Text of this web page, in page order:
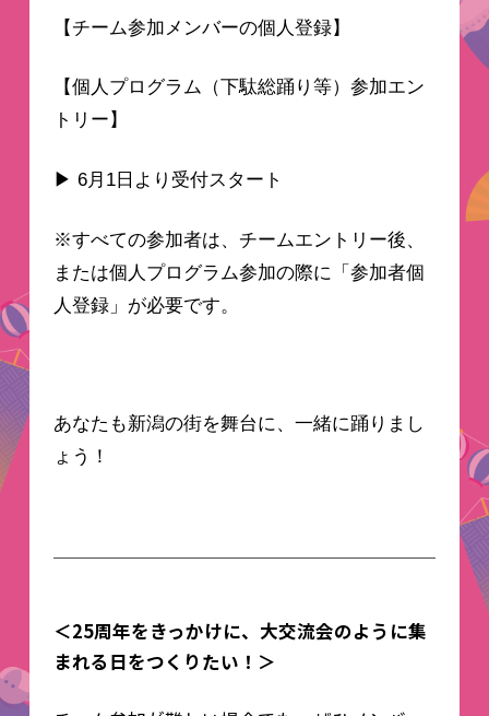
【チーム参加メンバーの個人登録】
【個人プログラム（下駄総踊り等）参加エン
トリー】
▶ 6月1日より受付スタート
※すべての参加者は、チームエントリー後、
または個人プログラム参加の際に「参加者個
人登録」が必要です。
あなたも新潟の街を舞台に、一緒に踊りまし
ょう！
＜25周年をきっかけに、大交流会のように集
まれる日をつくりたい！＞